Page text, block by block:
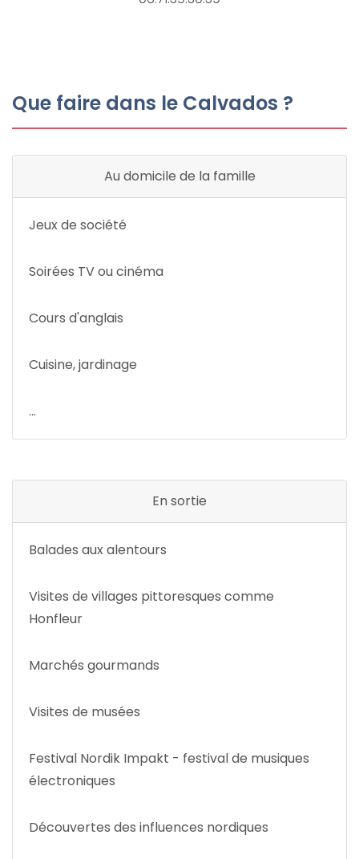
Que faire dans le Calvados ?
Au domicile de la famille
Jeux de société
Soirées TV ou cinéma
Cours d'anglais
Cuisine, jardinage
...
En sortie
Balades aux alentours
Visites de villages pittoresques comme
Honfleur
Marchés gourmands
Visites de musées
Festival Nordik Impakt - festival de musiques
électroniques
Découvertes des influences nordiques